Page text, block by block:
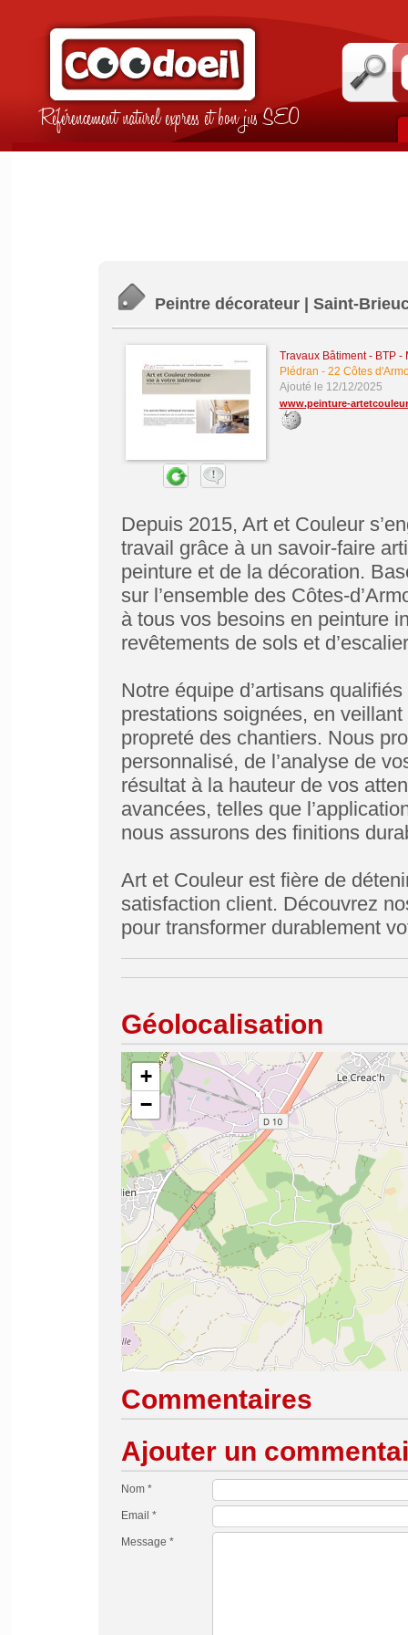
Référencement naturel express et bon jus SEO
Peintre décorateur | Saint-
Travaux Bâtiment - BTP
Plédran - 22 Côtes
Ajouté le 12/12/2025
www.peinture-
Depuis 2015, Art et Couleur
travail grâce à un savoir-faire
peinture et de la décoration.
sur l’ensemble des Côtes-
à tous vos besoins en peinture
revêtements de sols et
Notre équipe d’artisans
prestations soignées, en
propreté des chantiers. Nous
personnalisé, de l’analyse de
résultat à la hauteur de vos
avancées, telles que
nous assurons des finitions
Art et Couleur est fière de
satisfaction client. Découvrez
pour transformer durablement
Géolocalisation
+
−
Commentaires
Ajouter un
Nom *
Email *
Message *